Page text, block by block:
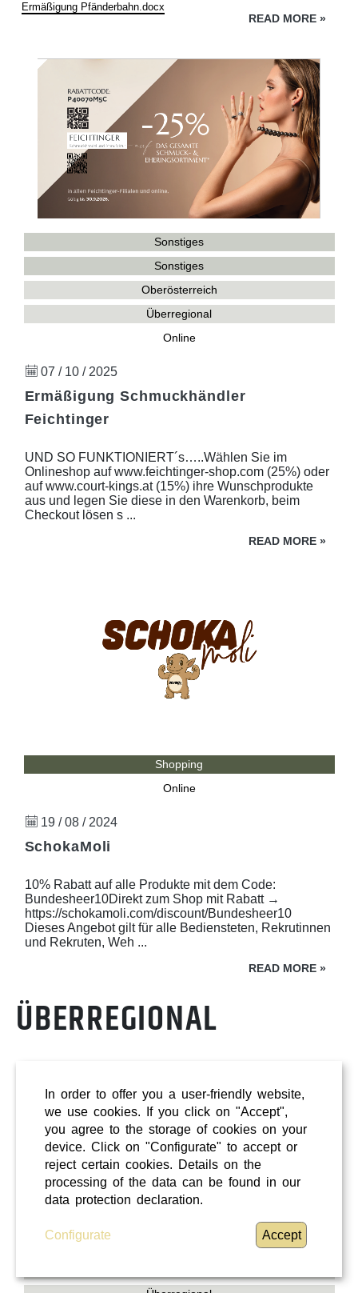
Ermäßigung Pfänderbahn.docx
READ MORE »
Sonstiges
Sonstiges
Oberösterreich
Überregional
Online
07 / 10 / 2025
Ermäßigung Schmuckhändler
Feichtinger
UND SO FUNKTIONIERT´s…..Wählen Sie im
Onlineshop auf www.feichtinger-shop.com (25%) oder
auf www.court-kings.at (15%) ihre Wunschprodukte
aus und legen Sie diese in den Warenkorb, beim
Checkout lösen s ...
READ MORE »
Shopping
Online
19 / 08 / 2024
SchokaMoli
10% Rabatt auf alle Produkte mit dem Code:
Bundesheer10Direkt zum Shop mit Rabatt →
https://schokamoli.com/discount/Bundesheer10
Dieses Angebot gilt für alle Bediensteten, Rekrutinnen
und Rekruten, Weh ...
READ MORE »
ÜBERREGIONAL
In order to offer you a user-friendly website,
we use cookies. If you click on "Accept",
you agree to the storage of cookies on your
device. Click on "Configurate" to accept or
reject certain cookies. Details on the
processing of the data can be found in our
data protection declaration.
Configurate Accept